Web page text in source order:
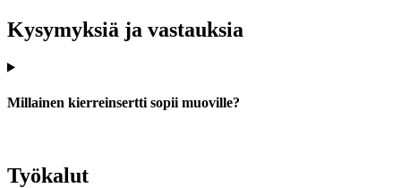
Kysymyksiä ja vastauksia
Millainen kierreinsertti sopii muoville?
Työkalut